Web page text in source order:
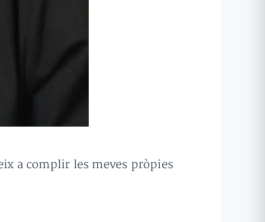
a complir les meves pròpies